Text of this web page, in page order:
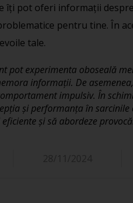
îți pot oferi informații
pentru tine. În
tale.
pot experimenta oboseală
informații. De
impulsiv. În
și performanța în
și să abordeze